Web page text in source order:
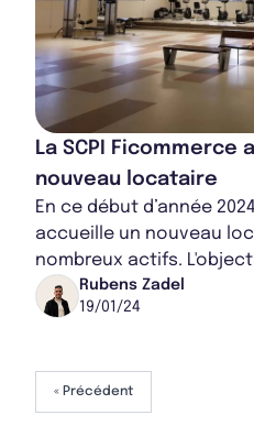
La SCPI Ficommerce
nouveau locataire
En ce début d’année
accueille un nouveau
nombreux actifs.
améliorer l'efficacité de
Rubens Zadel
19/01/24
« Précédent